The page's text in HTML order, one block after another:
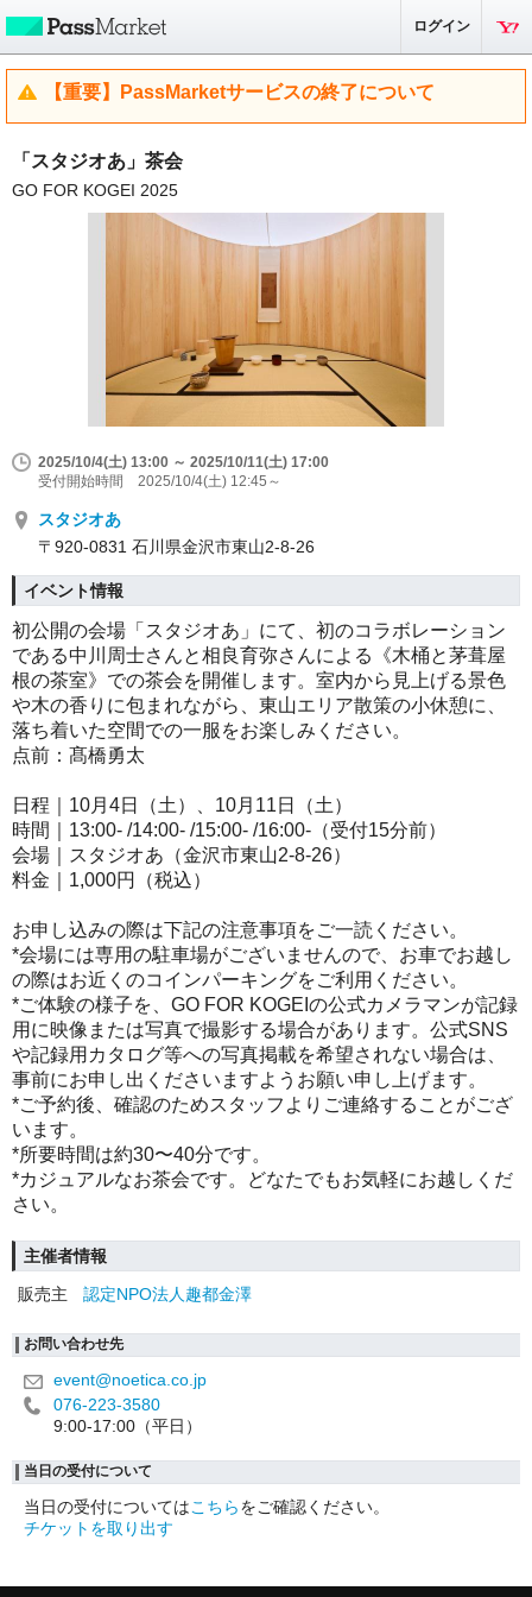
ログイン
【重要】PassMarketサービスの終了について
「スタジオあ」茶会
GO FOR KOGEI 2025
2025/10/4(土) 13:00 ～ 2025/10/11(土) 17:00
受付開始時間 2025/10/4(土) 12:45～
スタジオあ
〒920-0831 石川県金沢市東山2-8-26
イベント情報
初公開の会場「スタジオあ」にて、初のコラボレーション
である中川周士さんと相良育弥さんによる《木桶と茅葺屋
根の茶室》での茶会を開催します。室内から見上げる景色
や木の香りに包まれながら、東山エリア散策の小休憩に、
落ち着いた空間での一服をお楽しみください。
点前：髙橋勇太
日程｜ 10月 4日（土）、 10月 11 日（土）
時間｜ 13:00- /14:00- /15:00- /16:00- （受付15分前）
会場｜スタジオあ（金沢市東山2-8-26）
料金｜ 1,000円（税込）
お申し込みの際は下記の注意事項をご一読ください。
*会場には専用の駐車場がございませんので、お車でお越し
の際はお近くのコインパーキングをご利用ください。
*ご体験の様子を、 GO FOR KOGEI の公式カメラマンが記録
用に映像または写真で撮影する場合があります。公式SNS
や記録用カタログ等への写真掲載を希望されない場合は、
事前にお申し出くださいますようお願い申し上げます。
*ご予約後、確認のためスタッフよりご連絡することがござ
います。
*所要時間は約30〜40分です。
*カジュアルなお茶会です。どなたでもお気軽にお越しくだ
さい。
主催者情報
販売主
認定NPO法人趣都金澤
お問い合わせ先
event@noetica.co.jp
076-223-3580
9:00-17:00（平日）
当日の受付について
当日の受付についてはこちらをご確認ください。
チケットを取り出す